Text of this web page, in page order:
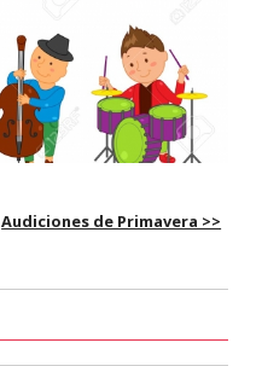
Audiciones de Primavera >>